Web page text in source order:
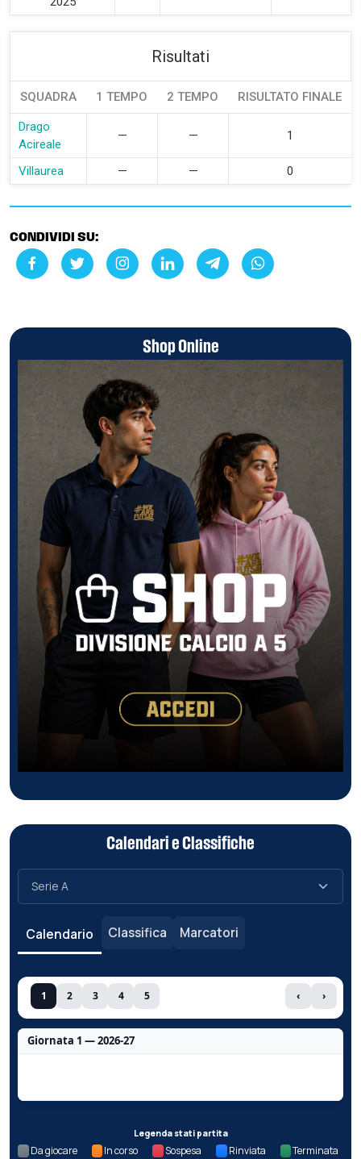
Risultati
SQUADRA 1 TEMPO 2 TEMPO RISULTATO FINALE
Drago
Acireale
— — 1
Villaurea — — 0
CONDIVIDI SU:
Shop Online
Calendari e Classifiche
Calendario Classifica Marcatori
1 2 3 4 5 ‹ ›
Giornata 1 — 2026-27
Legenda stati partita
Da giocare In corso Sospesa Rinviata Terminata